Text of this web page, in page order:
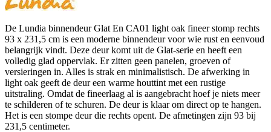
De Lundia binnendeur Glat En CA01 light oak fineer stomp rechts
93 x 231,5 cm is een moderne binnendeur voor wie rust en eenvoud
belangrijk vindt. Deze deur komt uit de Glat-serie en heeft een
volledig glad oppervlak. Er zitten geen panelen, groeven of
versieringen in. Alles is strak en minimalistisch. De afwerking in
light oak geeft de deur een warme houttint met een rustige
uitstraling. Omdat de fineerlaag al is aangebracht hoef je niets meer
te schilderen of te schuren. De deur is klaar om direct op te hangen.
Het is een stompe deur die rechts opent. De afmetingen zijn 93 bij
231,5 centimeter.